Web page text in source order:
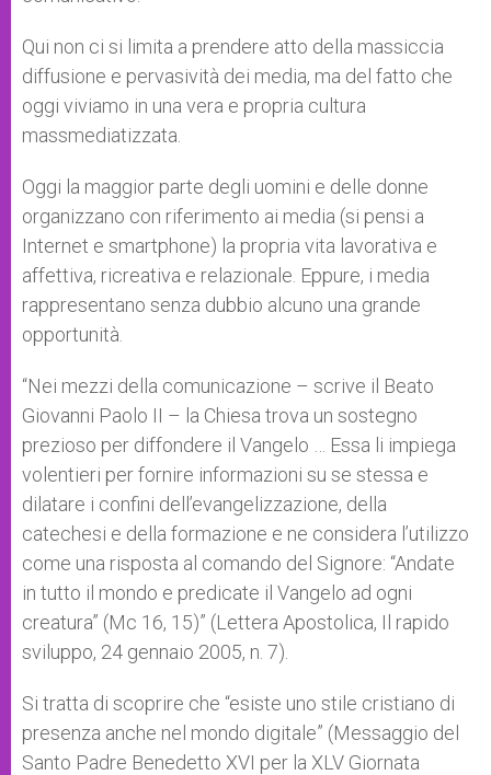
Qui non ci si limita a prendere atto della massiccia
diffusione e pervasività dei media, ma del fatto che
oggi viviamo in una vera e propria cultura
massmediatizzata.
Oggi la maggior parte degli uomini e delle donne
organizzano con riferimento ai media (si pensi a
Internet e smartphone) la propria vita lavorativa e
affettiva, ricreativa e relazionale. Eppure, i media
rappresentano senza dubbio alcuno una grande
opportunità.
“Nei mezzi della comunicazione – scrive il Beato
Giovanni Paolo II – la Chiesa trova un sostegno
prezioso per diffondere il Vangelo … Essa li impiega
volentieri per fornire informazioni su se stessa e
dilatare i confini dell’evangelizzazione, della
catechesi e della formazione e ne considera l’utilizzo
come una risposta al comando del Signore: “Andate
in tutto il mondo e predicate il Vangelo ad ogni
creatura” (Mc 16, 15)” (Lettera Apostolica, Il rapido
sviluppo, 24 gennaio 2005, n. 7).
Si tratta di scoprire che “esiste uno stile cristiano di
presenza anche nel mondo digitale” (Messaggio del
Santo Padre Benedetto XVI per la XLV Giornata